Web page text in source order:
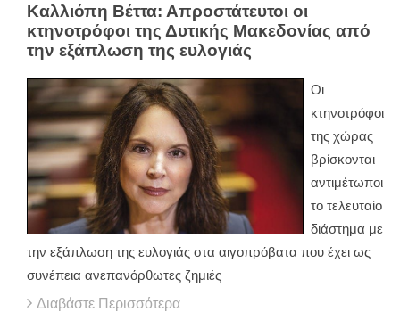
Καλλιόπη Βέττα: Απροστάτευτοι οι
κτηνοτρόφοι της Δυτικής Μακεδονίας από
την εξάπλωση της ευλογιάς
Οι
κτηνοτρόφοι
της χώρας
βρίσκονται
αντιμέτωποι
το τελευταίο
διάστημα με
την εξάπλωση της ευλογιάς στα αιγοπρόβατα που έχει ως
συνέπεια ανεπανόρθωτες ζημιές
Διαβάστε Περισσότερα